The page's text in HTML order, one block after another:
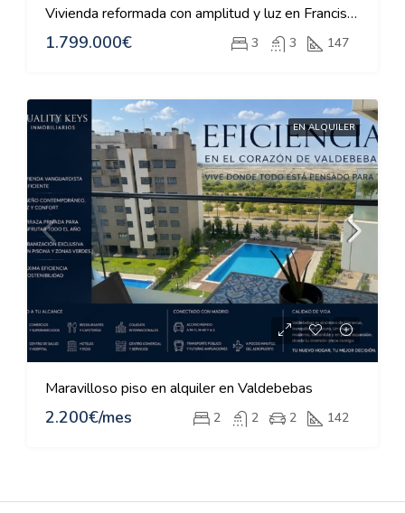
Vivienda reformada con amplitud y luz en Francisco Silvela
1.799.000€ 3 3 147
EN ALQUILER
Maravilloso piso en alquiler en Valdebebas
2.200€/mes 2 2 2 142